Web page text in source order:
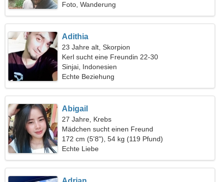
Foto, Wanderung
Adithia
23 Jahre alt, Skorpion
Kerl sucht eine Freundin 22-30
Sinjai, Indonesien
Echte Beziehung
Abigail
27 Jahre, Krebs
Mädchen sucht einen Freund
172 cm (5'8"), 54 kg (119 Pfund)
Echte Liebe